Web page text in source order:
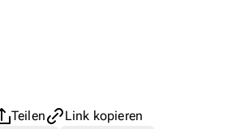
Teilen
Link kopieren